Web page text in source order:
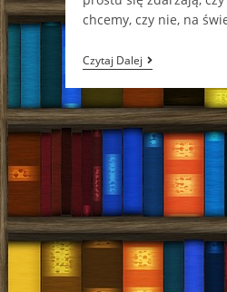
chcemy, czy nie, na
Czytaj DalejNasze
Wszystkie
Światła
Jamie
McGuire